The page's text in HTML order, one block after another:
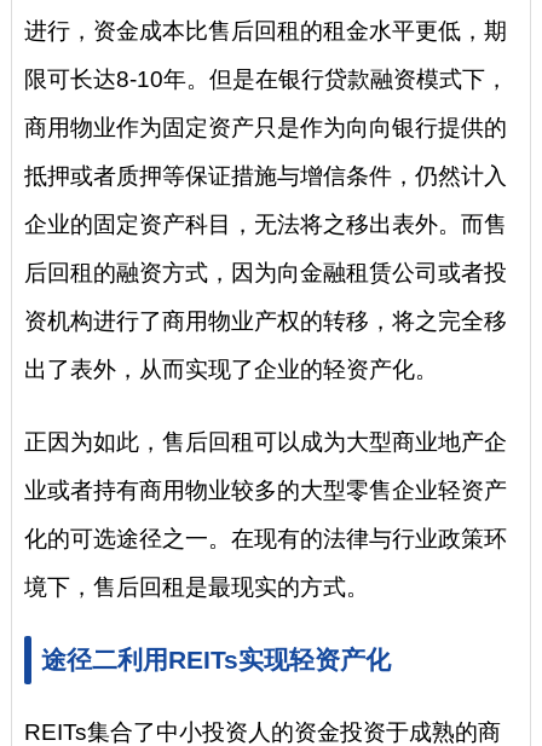
进行，资金成本比售后回租的租金水平更低，期
限可长达8-10年。但是在银行贷款融资模式下，
商用物业作为固定资产只是作为向向银行提供的
抵押或者质押等保证措施与增信条件，仍然计入
企业的固定资产科目，无法将之移出表外。而售
后回租的融资方式，因为向金融租赁公司或者投
资机构进行了商用物业产权的转移，将之完全移
出了表外，从而实现了企业的轻资产化。
正因为如此，售后回租可以成为大型商业地产企
业或者持有商用物业较多的大型零售企业轻资产
化的可选途径之一。在现有的法律与行业政策环
境下，售后回租是最现实的方式。
途径二利用REITs实现轻资产化
REITs集合了中小投资人的资金投资于成熟的商